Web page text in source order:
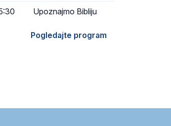
Upoznajmo Bibliju
Pogledajte program